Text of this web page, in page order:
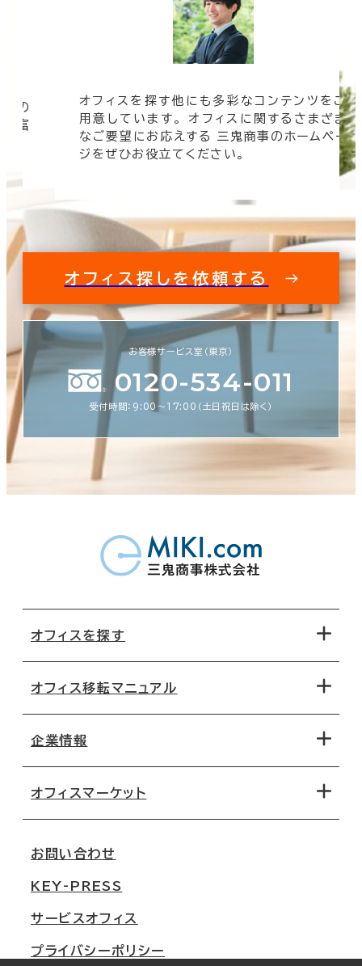
の
豊富
オフィスを探す他にも多彩なコンテンツをご
用意しています。 オフィスに関するさまざま
なご要望にお応えする 三鬼商事のホームペー
ジをぜひお役立てください。
オフィス探しを依頼する
お客様サービス室（東京）
0120-534-011
受付時間：9:00〜17:00（土日祝日は除く）
オフィスを探す
地図から探す
路線・駅から探す
オフィス移転マニュアル
移転コストシミュレーション
移転スケジュール
オフィス移転Q&A
企業情報
オフィスマーケット
大阪
名古屋
札幌
お問い合わせ
KEY-PRESS
サービスオフィス
プライバシーポリシー